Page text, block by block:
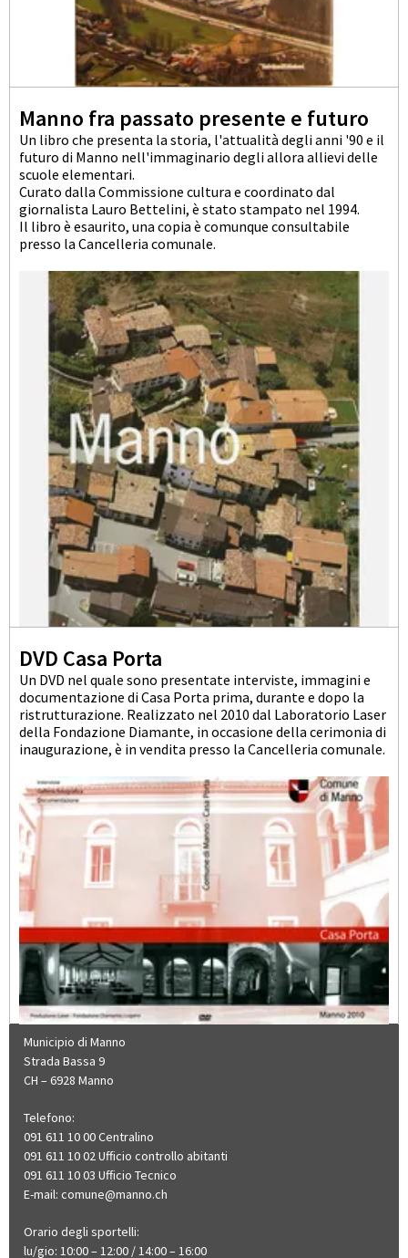
Manno fra passato presente e futuro
Un libro che presenta la storia, l'attualità degli anni '90 e il
futuro di Manno nell'immaginario degli allora allievi delle
scuole elementari.
Curato dalla Commissione cultura e coordinato dal
giornalista Lauro Bettelini, è stato stampato nel 1994.
Il libro è esaurito, una copia è comunque consultabile
presso la Cancelleria comunale.
DVD Casa Porta
Un DVD nel quale sono presentate interviste, immagini e
documentazione di Casa Porta prima, durante e dopo la
ristrutturazione. Realizzato nel 2010 dal Laboratorio Laser
della Fondazione Diamante, in occasione della cerimonia di
inaugurazione, è in vendita presso la Cancelleria comunale.
Municipio di Manno
Strada Bassa 9
CH – 6928 Manno
Telefono:
091 611 10 00 Centralino
091 611 10 02 Ufficio controllo abitanti
091 611 10 03 Ufficio Tecnico
E-mail: comune@manno.ch​​​​
Orario degli sportelli:
lu/gio: 10:00 – 12:00 / 14:00 – 16:00